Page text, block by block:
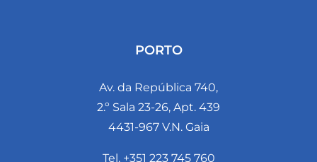
PORTO
Av. da República 740,
2.º Sala 23-26, Apt. 439
4431-967 V.N. Gaia
Tel. +351 223 745 760